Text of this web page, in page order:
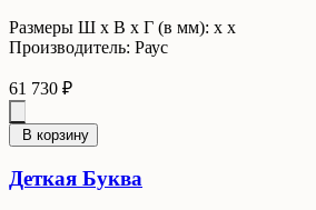
Размеры Ш x В x Г (в мм): х х
Производитель: Раус
61 730 ₽
В корзину
Деткая Буква